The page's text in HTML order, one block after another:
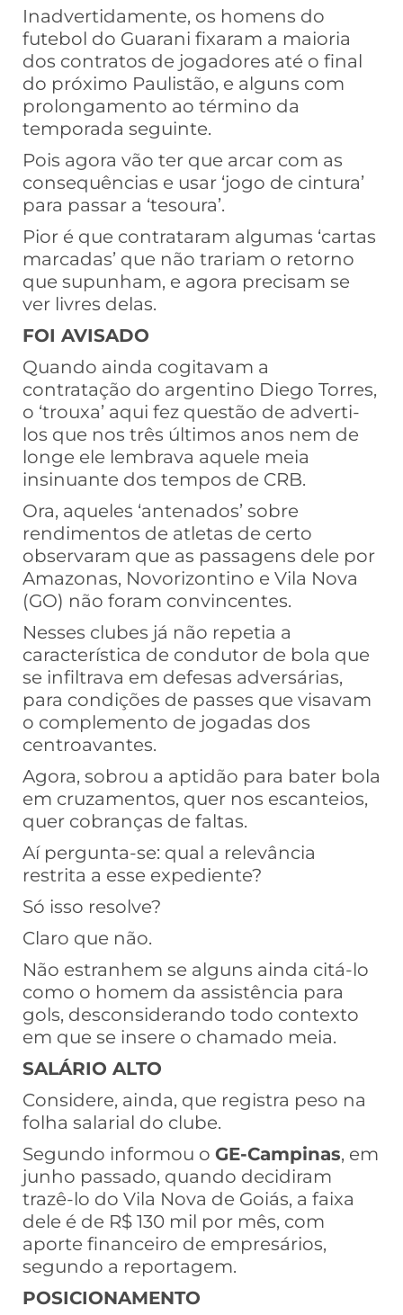
Inadvertidamente, os homens do
futebol do Guarani fixaram a maioria
dos contratos de jogadores até o final
do próximo Paulistão, e alguns com
prolongamento ao término da
temporada seguinte.
Pois agora vão ter que arcar com as
consequências e usar ‘jogo de cintura’
para passar a ‘tesoura’.
Pior é que contrataram algumas ‘cartas
marcadas’ que não trariam o retorno
que supunham, e agora precisam se
ver livres delas.
FOI AVISADO
Quando ainda cogitavam a
contratação do argentino Diego Torres,
o ‘trouxa’ aqui fez questão de adverti-
los que nos três últimos anos nem de
longe ele lembrava aquele meia
insinuante dos tempos de CRB.
Ora, aqueles ‘antenados’ sobre
rendimentos de atletas de certo
observaram que as passagens dele por
Amazonas, Novorizontino e Vila Nova
(GO) não foram convincentes.
Nesses clubes já não repetia a
característica de condutor de bola que
se infiltrava em defesas adversárias,
para condições de passes que visavam
o complemento de jogadas dos
centroavantes.
Agora, sobrou a aptidão para bater bola
em cruzamentos, quer nos escanteios,
quer cobranças de faltas.
Aí pergunta-se: qual a relevância
restrita a esse expediente?
Só isso resolve?
Claro que não.
Não estranhem se alguns ainda citá-lo
como o homem da assistência para
gols, desconsiderando todo contexto
em que se insere o chamado meia.
SALÁRIO ALTO
Considere, ainda, que registra peso na
folha salarial do clube.
Segundo informou o GE-Campinas, em
junho passado, quando decidiram
trazê-lo do Vila Nova de Goiás, a faixa
dele é de R$ 130 mil por mês, com
aporte financeiro de empresários,
segundo a reportagem.
POSICIONAMENTO